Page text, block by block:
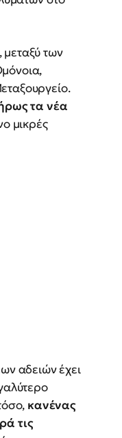
μεταξύ των
τα νέα
μικρές
αδειών έχει
κανένας
τις